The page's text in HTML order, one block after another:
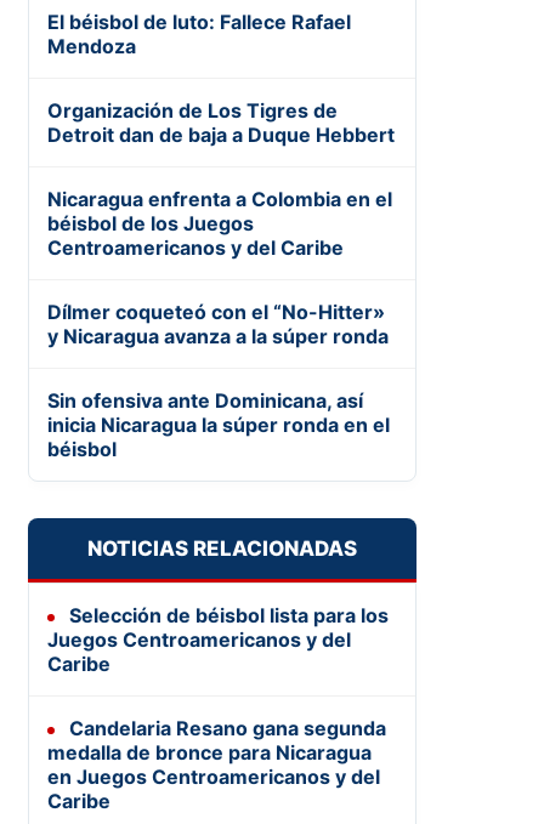
El béisbol de luto: Fallece Rafael
Mendoza
Organización de Los Tigres de
Detroit dan de baja a Duque Hebbert
Nicaragua enfrenta a Colombia en el
béisbol de los Juegos
Centroamericanos y del Caribe
Dílmer coqueteó con el “No-Hitter»
y Nicaragua avanza a la súper ronda
Sin ofensiva ante Dominicana, así
inicia Nicaragua la súper ronda en el
béisbol
NOTICIAS RELACIONADAS
Selección de béisbol lista para los
Juegos Centroamericanos y del
Caribe
Candelaria Resano gana segunda
medalla de bronce para Nicaragua
en Juegos Centroamericanos y del
Caribe